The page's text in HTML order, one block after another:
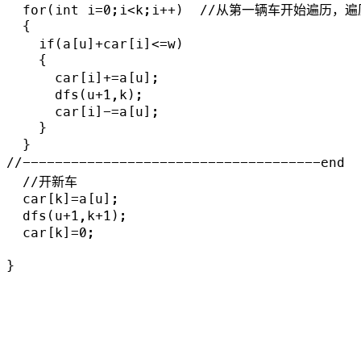
for(int i=0;i<k;i++)  //从第一辆车开始遍历，遍
  {
    if(a[u]+car[i]<=w)
    {
      car[i]+=a[u];
      dfs(u+1,k);
      car[i]-=a[u];
    }
  }
//-------------------------------------end
  //开新车
  car[k]=a[u];
  dfs(u+1,k+1);
  car[k]=0;
}